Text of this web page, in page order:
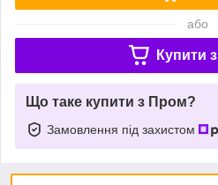
або
Купити з
Що таке купити з Пром?
Замовлення під захистом